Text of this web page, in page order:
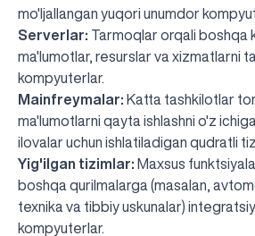
mo'ljallangan yuqori unumdor
Serverlar: Tarmoqlar orqali boshqa
ma'lumotlar, resurslar va xizmatlarni
kompyuterlar.
Mainfreymalar: Katta tashkilotlar
ma'lumotlarni qayta ishlashni o'z
ilovalar uchun ishlatiladigan qudratli
Yig'ilgan tizimlar: Maxsus
boshqa qurilmalarga (masalan,
texnika va tibbiy uskunalar)
kompyuterlar.